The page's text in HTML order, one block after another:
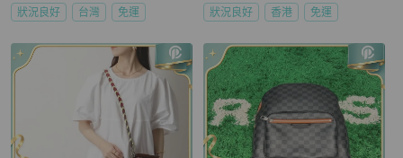
狀況良好 台灣 免運 狀況良好 香港 免運